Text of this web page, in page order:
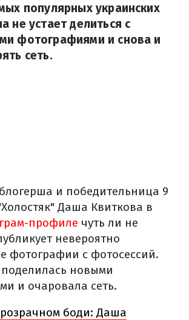
популярных украинских
не устает делиться с
фотографиями и снова и
сеть.
и победительница 9
Даша Квиткова в
профиле чуть ли не
невероятно
фотографии с фотосессий.
новыми
и очаровала сеть.
боди: Даша